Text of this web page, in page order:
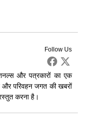
Follow Us
और पत्रकारों का एक
और परिवहन जगत की खबरों
करना है।